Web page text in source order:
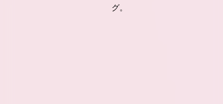
グ。